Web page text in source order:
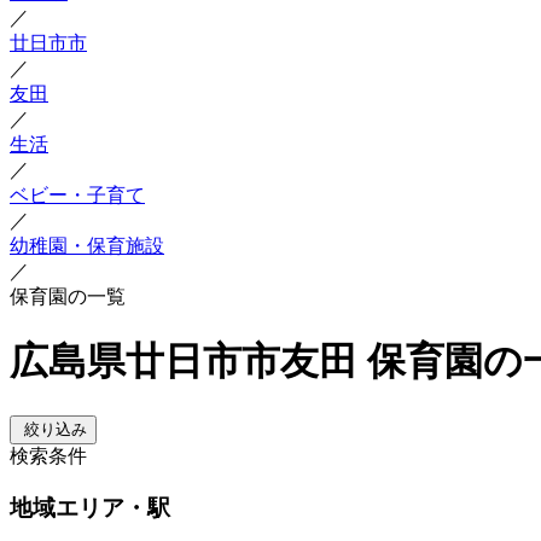
／
廿日市市
／
友田
／
生活
／
ベビー・子育て
／
幼稚園・保育施設
／
保育園の一覧
広島県廿日市市友田 保育園の
絞り込み
検索条件
地域エリア・駅